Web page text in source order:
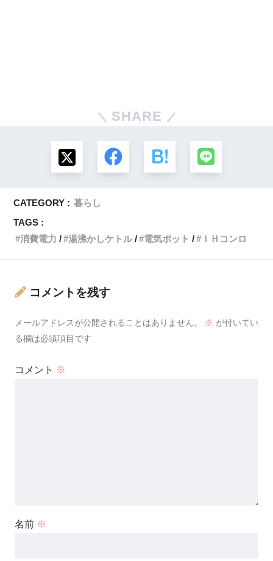
SHARE
CATEGORY : 暮らし
TAGS :
消費電力
湯沸かしケトル 電気ポット ＩＨコンロ
コメントを残す
メールアドレスが公開されることはありません。 ※ が付いてい
る欄は必須項目です
コメント ※
名前 ※